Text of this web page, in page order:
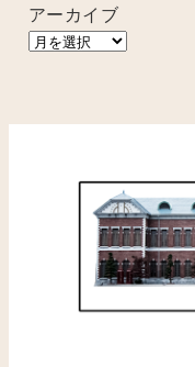
アーカイブ